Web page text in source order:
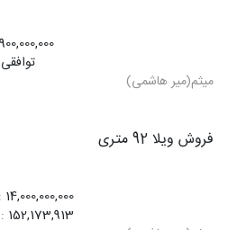
900,000,000
توافقی
میثم(میر هاشمی)
فروش ویلا 92 متری
14,000,000,000
152,173,913